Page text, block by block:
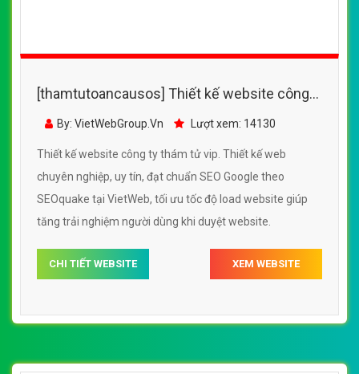
[thamtutoancausos] Thiết kế website công
ty thám tử vip đẹp, chuyên nghiệp chuẩn
By: VietWebGroup.Vn Lượt xem: 14130
Thiết kế website công ty thám tử vip. Thiết kế web
chuyên nghiệp, uy tín, đạt chuẩn SEO Google theo
SEOquake tại VietWeb, tối ưu tốc độ load website giúp
tăng trải nghiệm người dùng khi duyệt website.
CHI TIẾT WEBSITE XEM WEBSITE